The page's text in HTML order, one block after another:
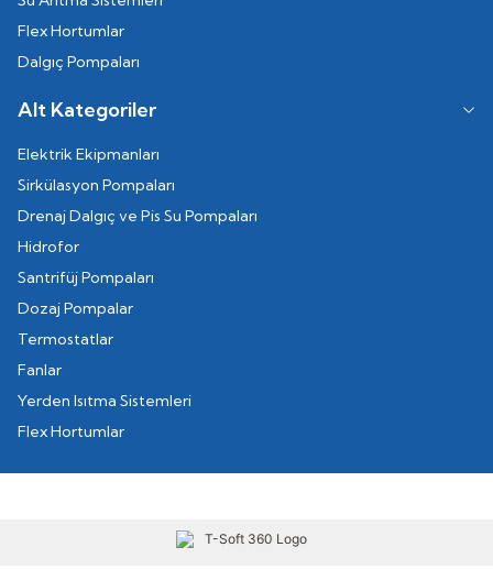
Flex Hortumlar
Dalgıç Pompaları
Alt Kategoriler
Elektrik Ekipmanları
Sirkülasyon Pompaları
Drenaj Dalgıç ve Pis Su Pompaları
Hidrofor
Santrifüj Pompaları
Dozaj Pompalar
Termostatlar
Fanlar
Yerden Isıtma Sistemleri
Flex Hortumlar